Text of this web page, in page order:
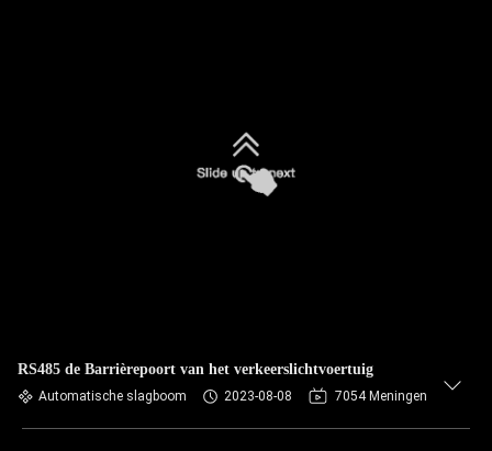
RS485 de Barrièrepoort van het verkeerslichtvoertuig
Automatische slagboom 2023-08-08 7054 Meningen